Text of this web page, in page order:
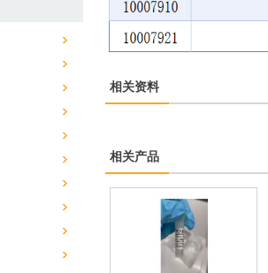
相关资料
相关产品